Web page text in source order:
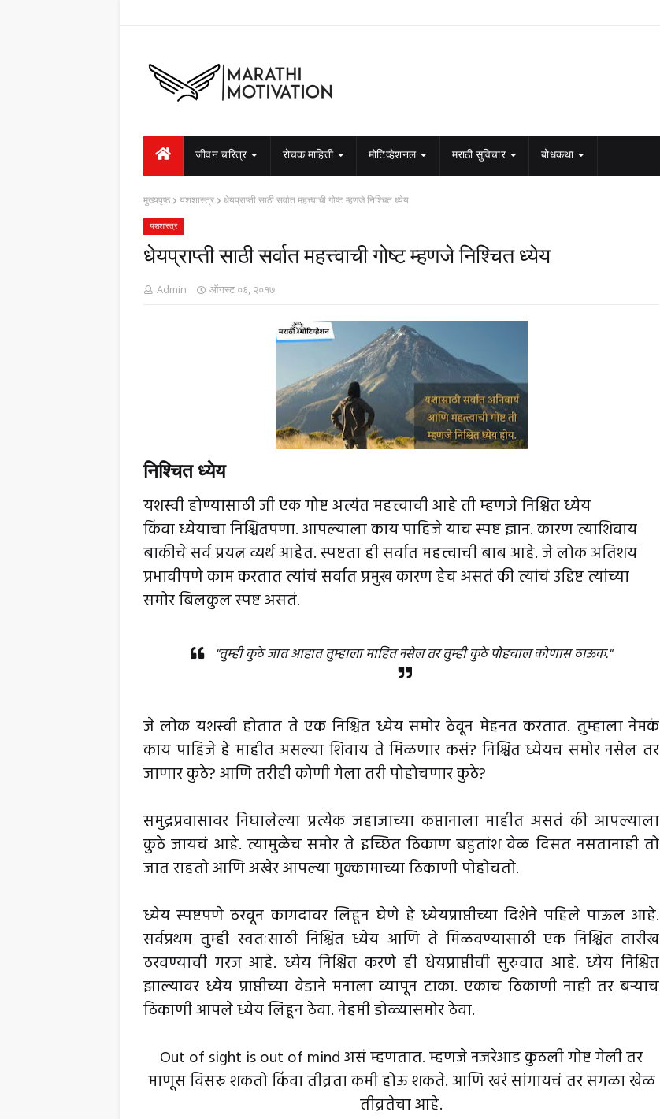
जीवन चरित्र रोचक माहिती मोटिव्हेशनल मराठी सुविचार बोधकथा
मुख्यपृष्ठ यशशास्त्र धेयप्राप्ती साठी सर्वात महत्त्वाची गोष्ट म्हणजे निश्चित ध्येय
यशशास्त्र
धेयप्राप्ती साठी सर्वात महत्त्वाची गोष्ट म्हणजे निश्चित ध्येय
Admin ऑगस्ट ०६, २०१७
निश्चित ध्येय
यशस्वी होण्यासाठी जी एक गोष्ट अत्यंत महत्त्वाची आहे ती म्हणजे निश्चित ध्येय
किंवा ध्येयाचा निश्चितपणा. आपल्याला काय पाहिजे याच स्पष्ट ज्ञान. कारण त्याशिवाय
बाकीचे सर्व प्रयत्न व्यर्थ आहेत. स्पष्टता ही सर्वात महत्त्वाची बाब आहे. जे लोक अतिशय
प्रभावीपणे काम करतात त्यांचं सर्वात प्रमुख कारण हेच असतं की त्यांचं उद्दिष्ट त्यांच्या
समोर बिलकुल स्पष्ट असतं.
"तुम्ही कुठे जात आहात तुम्हाला माहित नसेल तर तुम्ही कुठे पोहचाल कोणास ठाऊक."
जे लोक यशस्वी होतात ते एक निश्चित ध्येय समोर ठेवून मेहनत करतात. तुम्हाला नेमकं
काय पाहिजे हे माहीत असल्या शिवाय ते मिळणार कसं? निश्चित ध्येयच समोर नसेल तर
जाणार कुठे? आणि तरीही कोणी गेला तरी पोहोचणार कुठे?
समुद्रप्रवासावर निघालेल्या प्रत्येक जहाजाच्या कप्तानाला माहीत असतं की आपल्याला
कुठे जायचं आहे. त्यामुळेच समोर ते इच्छित ठिकाण बहुतांश वेळ दिसत नसतानाही तो
जात राहतो आणि अखेर आपल्या मुक्कामाच्या ठिकाणी पोहोचतो.
ध्येय स्पष्टपणे ठरवून कागदावर लिहून घेणे हे ध्येयप्राप्तीच्या दिशेने पहिले पाऊल आहे.
सर्वप्रथम तुम्ही स्वतःसाठी निश्चित ध्येय आणि ते मिळवण्यासाठी एक निश्चित तारीख
ठरवण्याची गरज आहे. ध्येय निश्चित करणे ही धेयप्राप्तीची सुरुवात आहे. ध्येय निश्चित
झाल्यावर ध्येय प्राप्तीच्या वेडाने मनाला व्यापून टाका. एकाच ठिकाणी नाही तर बऱ्याच
ठिकाणी आपले ध्येय लिहून ठेवा. नेहमी डोळ्यासमोर ठेवा.
Out of sight is out of mind असं म्हणतात. म्हणजे नजरेआड कुठली गोष्ट गेली तर
माणूस विसरू शकतो किंवा तीव्रता कमी होऊ शकते. आणि खरं सांगायचं तर सगळा खेळ
तीव्रतेचा आहे.